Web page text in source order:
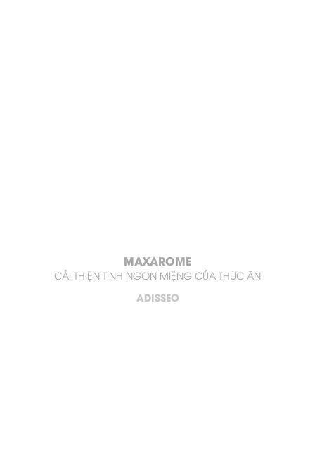
MAXAROME
CẢI THIỆN TÍNH NGON MIỆNG CỦA THỨC ĂN
ADISSEO